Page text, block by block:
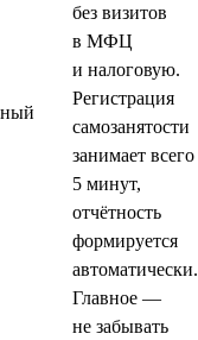
без визитов
в МФЦ
и налоговую.
Регистрация
самозанятости
занимает всего
5 минут,
отчётность
формируется
автоматически.
Главное —
не забывать